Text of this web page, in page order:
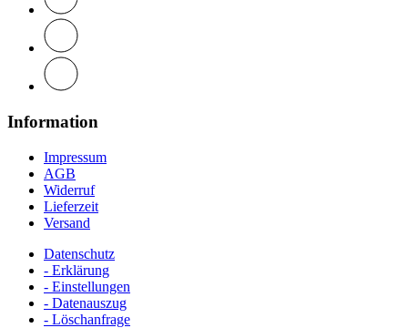
Information
Impressum
AGB
Widerruf
Lieferzeit
Versand
Datenschutz
- Erklärung
- Einstellungen
- Datenauszug
- Löschanfrage